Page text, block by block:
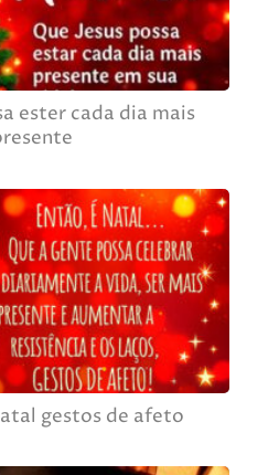
ester cada dia mais
gestos de afeto